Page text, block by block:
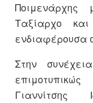
Ταξίαρχο
ενδιαφέρουσα
Στην
Γιαννίτσης